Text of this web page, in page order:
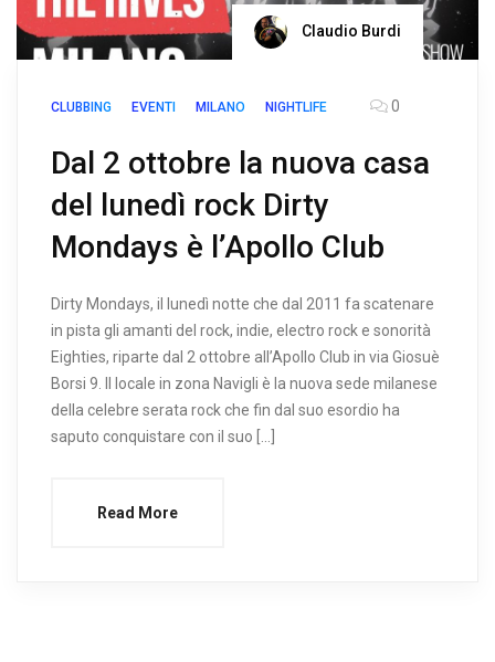
Claudio Burdi
CLUBBING EVENTI MILANO NIGHTLIFE 0
Dal 2 ottobre la nuova casa
del lunedì rock Dirty
Mondays è l’Apollo Club
Dirty Mondays, il lunedì notte che dal 2011 fa scatenare
in pista gli amanti del rock, indie, electro rock e sonorità
Eighties, riparte dal 2 ottobre all’Apollo Club in via Giosuè
Borsi 9. Il locale in zona Navigli è la nuova sede milanese
della celebre serata rock che fin dal suo esordio ha
saputo conquistare con il suo […]
Read More